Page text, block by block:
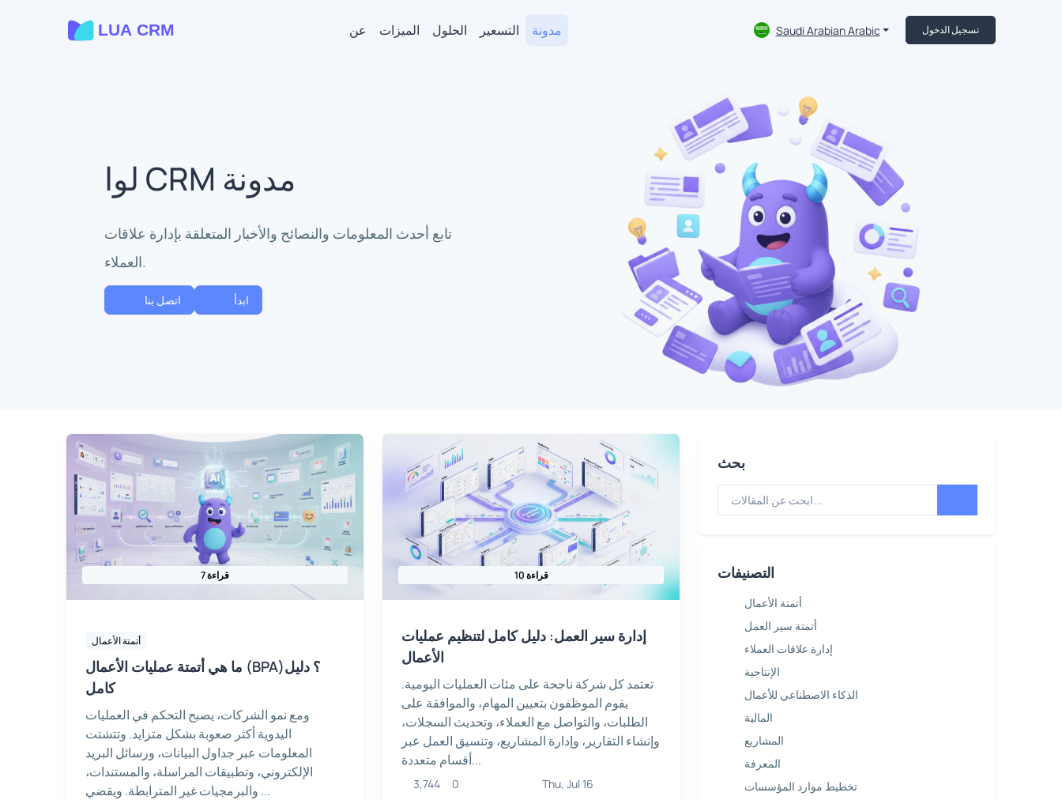
عن الميزات الحلول التسعير مدونة Saudi Arabian Arabic تسجيل الدخول
لوا CRM مدونة
تابع أحدث المعلومات والنصائح والأخبار المتعلقة بإدارة علاقات
العملاء.
اتصل بنا ابدأ
7 قراءة
أتمتة الأعمال
ما هي أتمتة عمليات الأعمال (BPA)؟ دليل
كامل
ومع نمو الشركات، يصبح التحكم في العمليات
اليدوية أكثر صعوبة بشكل متزايد. وتتشتت
المعلومات عبر جداول البيانات، ورسائل البريد
الإلكتروني، وتطبيقات المراسلة، والمستندات،
والبرمجيات غير المترابطة. ويقضي ...
10 قراءة
إدارة سير العمل: دليل كامل لتنظيم عمليات
الأعمال
تعتمد كل شركة ناجحة على مئات العمليات اليومية.
يقوم الموظفون بتعيين المهام، والموافقة على
الطلبات، والتواصل مع العملاء، وتحديث السجلات،
وإنشاء التقارير، وإدارة المشاريع، وتنسيق العمل عبر
أقسام متعددة...
3,744 0 Thu, Jul 16
بحث
التصنيفات
أتمتة الأعمال
أتمتة سير العمل
إدارة علاقات العملاء
الإنتاجية
الذكاء الاصطناعي للأعمال
المالية
المشاريع
المعرفة
تخطيط موارد المؤسسات